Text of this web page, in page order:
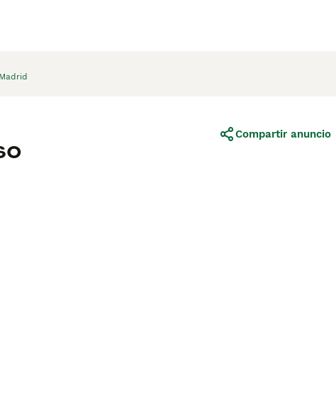
Madrid
Compartir anuncio